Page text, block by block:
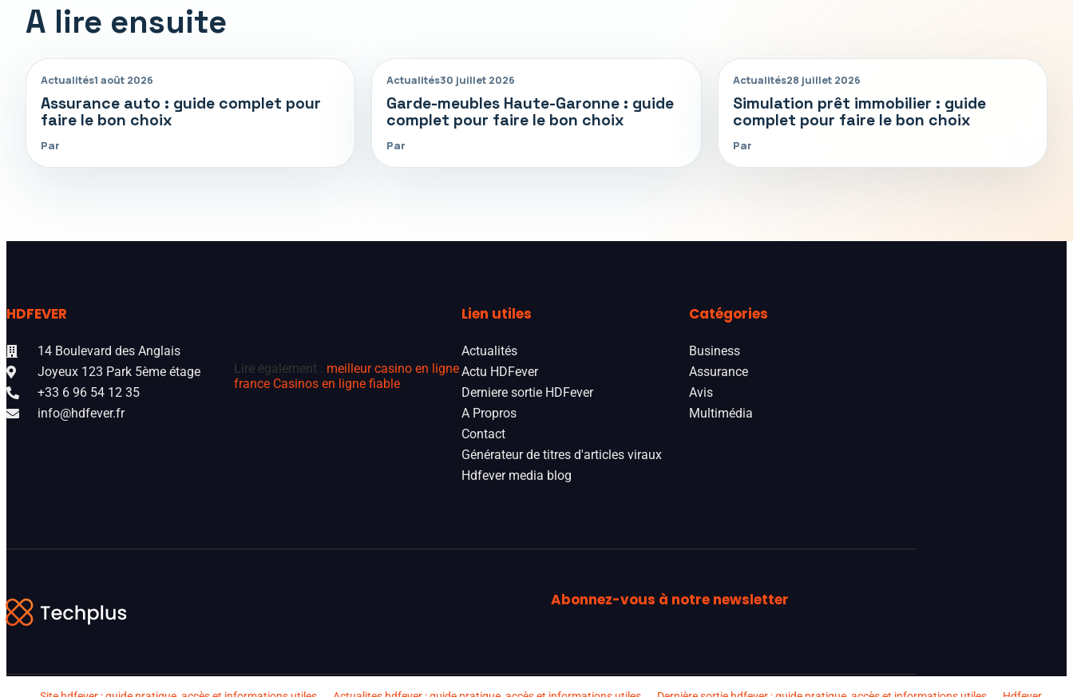
A lire ensuite
Actualités1 août 2026
Assurance auto : guide complet pour
faire le bon choix
Par
Actualités30 juillet 2026
Garde-meubles Haute-Garonne : guide
complet pour faire le bon choix
Par
Actualités28 juillet 2026
Simulation prêt immobilier : guide
complet pour faire le bon choix
Par
HDFEVER
14 Boulevard des Anglais
Joyeux 123 Park 5ème étage
+33 6 96 54 12 35
info@hdfever.fr
Lire également : meilleur casino en ligne
france Casinos en ligne fiable
Lien utiles
Actualités
Actu HDFever
Derniere sortie HDFever
A Propros
Contact
Générateur de titres d'articles viraux
Hdfever media blog
Catégories
Business
Assurance
Avis
Multimédia
Abonnez-vous à notre newsletter